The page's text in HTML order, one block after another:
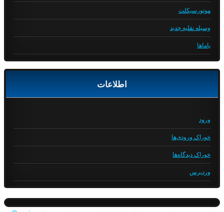
موتورسیکلت
وسیله نقلیه جدید
یاماها
اطلاعات
ورود
خوراک ورودی‌ها
خوراک دیدگاه‌ها
وردپرس